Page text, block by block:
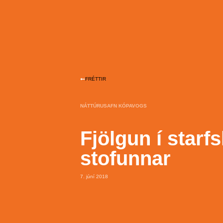
FRÉTTIR
NÁTTÚRUSAFN KÓPAVOGS
Fjölgun í
stofunnar
7. júní 2018